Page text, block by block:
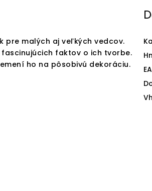
pre malých aj veľkých vedcov.
faktov o ich tvorbe.
ho na pôsobivú dekoráciu.